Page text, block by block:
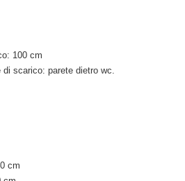
100 cm
scarico: parete dietro wc.
cm